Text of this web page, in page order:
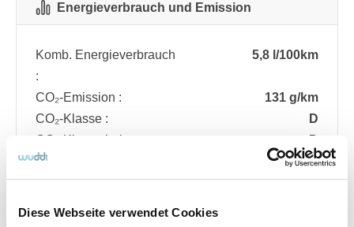
Diese Webseite verwendet Cookies
Energieverbrauch und Emission
Komb. Energieverbrauch
:
5,8 l/100km
CO₂-Emission :
131 g/km
CO₂-Klasse :
D
CO₂-Klasse bei
entladener Batterie :
D